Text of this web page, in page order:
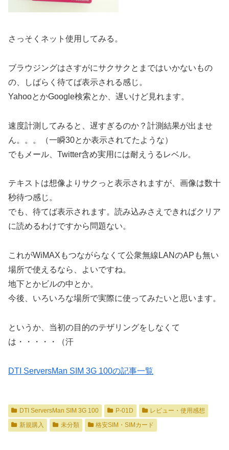
さっそくネット使用してみる。
ブラウジングはさすがにサクサクとまではいかないもの
の、しばらく待てば表示される感じ。
YahooとかGoogle検索とか、遅いけど見れます。
速度計測してみると、遅すぎるのか？計測結果が出ませ
ん。。。（一瞬30とか表示されてたような）
でもメール、Twitter含め実用には耐えうるレベル。
テキストは想像よりサクっと表示されますが、画像は数十
秒待つ感じ。
でも、待てば表示されます。読み込みさえできればクリア
に読めるわけですから問題ない。
これがWiMAXもつながらなくて公衆無線LANのAPも無い
場所で使えるなら、よいですね。
地下とかビルの中とか。
今後、いろいろな場所で実際に使ってみたいと思います。
というか、当初の目的のテザリングをしなくて
は・・・・・（汗
DTI ServersMan SIM 3G 100の記事一覧
DTI ServersMan SIM 3G 100 P-01D
レビュー・使用感想
新規購入
未分類 格安SIM・SIMカード